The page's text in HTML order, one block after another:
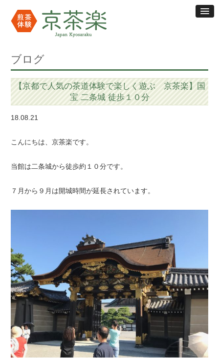
ブログ
【京都で人気の茶道体験で楽しく遊ぶ 京茶楽】国
宝 二条城 徒歩１０分
18.08.21
こんにちは、京茶楽です。
当館は二条城から徒歩約１０分です。
７月から９月は開城時間が延長されています。